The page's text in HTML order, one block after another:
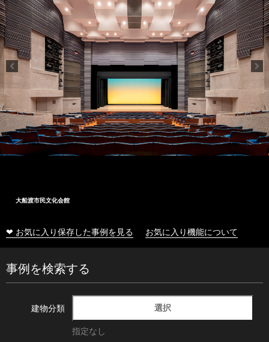
大船渡市民文化会館
❤ お気に入り保存した事例を見る お気に入り機能について
事例を検索する
建物分類 選択
指定なし